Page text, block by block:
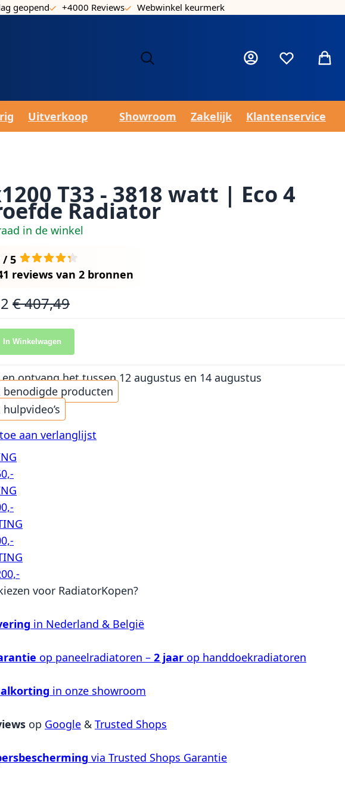
geopend +4000 Reviews Webwinkel keurmerk
Mijn accountVerlanglijst
Uitverkoop Showroom Zakelijk Klantenservice
T33 - 3818 watt | Eco 4
Radiator
in de winkel
/ 5
reviews van 2 bronnen
Normale prijs
€ 407,49
In Winkelwagen
ontvang het tussen 12 augustus en 14 augustus
benodigde producten
aan verlanglijst
voor RadiatorKopen?
in Nederland & België
op paneelradiatoren – 2 jaar op handdoekradiatoren
in onze showroom
op Google & Trusted Shops
via Trusted Shops Garantie